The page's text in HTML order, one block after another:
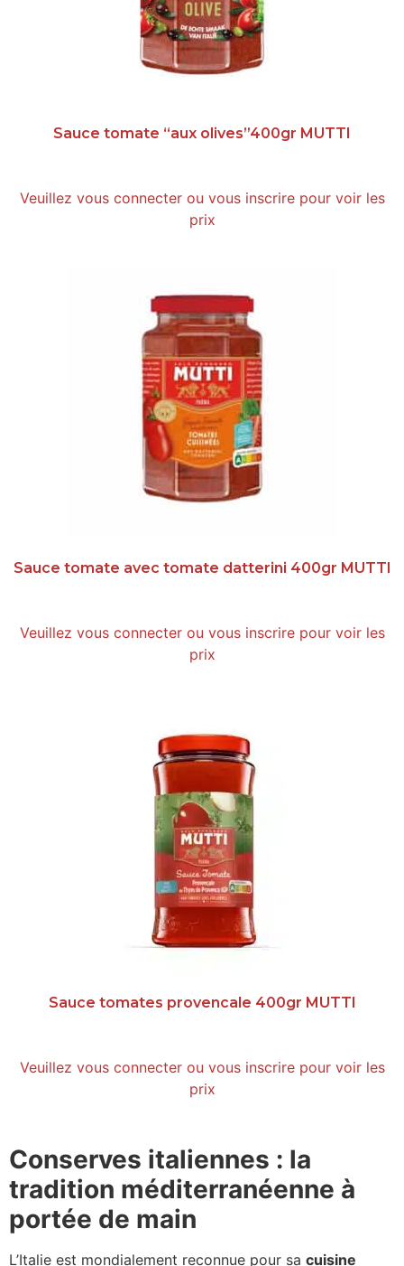
Sauce tomate “aux olives”400gr MUTTI
Veuillez vous connecter ou vous inscrire pour voir les
prix
Sauce tomate avec tomate datterini 400gr MUTTI
Veuillez vous connecter ou vous inscrire pour voir les
prix
Sauce tomates provencale 400gr MUTTI
Veuillez vous connecter ou vous inscrire pour voir les
prix
Conserves italiennes : la
tradition méditerranéenne à
portée de main
L’Italie est mondialement reconnue pour sa cuisine